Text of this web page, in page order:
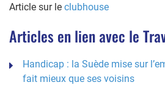
Article sur le clubhouse
Articles en lien avec le
Handicap : la Suède mise sur
fait mieux que ses voisins